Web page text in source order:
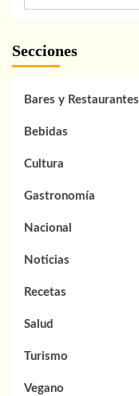
Secciones
Bares y Restaurantes
Bebidas
Cultura
Gastronomía
Nacional
Noticias
Recetas
Salud
Turismo
Vegano